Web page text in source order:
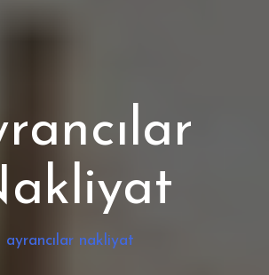
ayrancılar nakliyat